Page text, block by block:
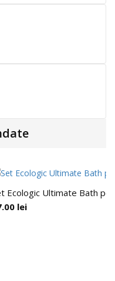
Ecologic Ultimate Bath
lei